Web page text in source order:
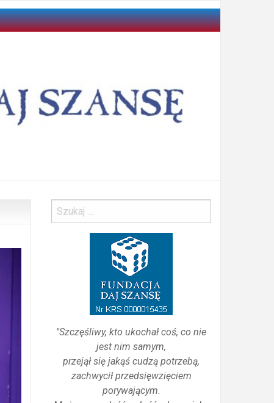
"Szczęśliwy, kto ukochał coś, co nie
jest nim samym,
przejął się jakąś cudzą potrzebą,
zachwycił przedsięwzięciem
porywającym.